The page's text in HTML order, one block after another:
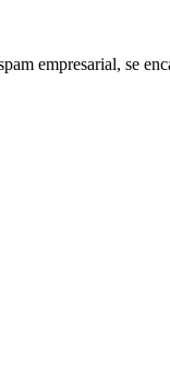
empresarial, se